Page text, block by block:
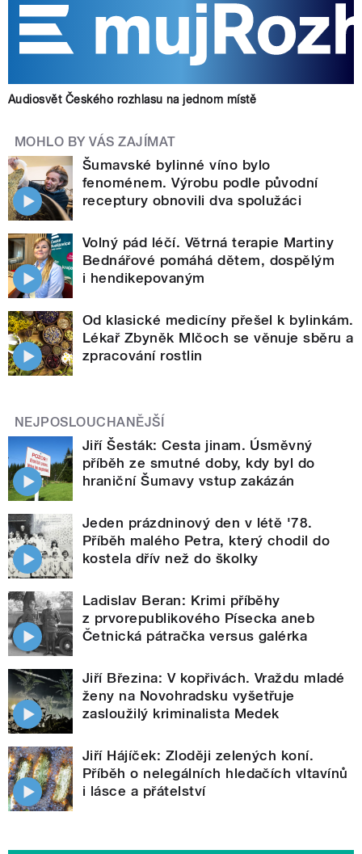
Audiosvět Českého rozhlasu na jednom místě
MOHLO BY VÁS ZAJÍMAT
Šumavské bylinné víno bylo
fenoménem. Výrobu podle původní
receptury obnovili dva spolužáci
Volný pád léčí. Větrná terapie Martiny
Bednářové pomáhá dětem, dospělým
i hendikepovaným
Od klasické medicíny přešel k bylinkám.
Lékař Zbyněk Mlčoch se věnuje sběru a
zpracování rostlin
NEJPOSLOUCHANĚJŠÍ
Jiří Šesták: Cesta jinam. Úsměvný
příběh ze smutné doby, kdy byl do
hraniční Šumavy vstup zakázán
Jeden prázdninový den v létě '78.
Příběh malého Petra, který chodil do
kostela dřív než do školky
Ladislav Beran: Krimi příběhy
z prvorepublikového Písecka aneb
Četnická pátračka versus galérka
Jiří Březina: V kopřivách. Vraždu mladé
ženy na Novohradsku vyšetřuje
zasloužilý kriminalista Medek
Jiří Hájíček: Zloději zelených koní.
Příběh o nelegálních hledačích vltavínů
i lásce a přátelství